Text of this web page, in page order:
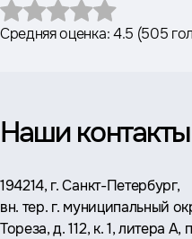
Средняя оценка:4.5 (505
Наши контакты
Адрес:
194214, г. Санкт-Петербург,
вн. тер. г. муниципальный
Тореза, д. 112, к. 1, литера